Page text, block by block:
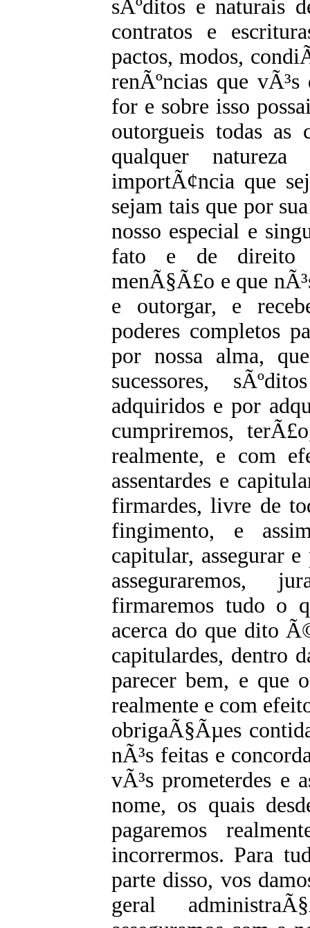
sÃºditos e naturais
contratos e
pactos, modos,
renÃºncias que
for e sobre isso
outorgueis todas as
qualquer
importÃ¢ncia que
sejam tais que por
nosso especial e
fato e de direito
menÃ§Ã£o e que
e outorgar, e
poderes completos
por nossa alma,
sucessores,
adquiridos e por
cumpriremos,
realmente, e com
assentardes e
firmardes, livre de
fingimento, e
capitular, assegurar
asseguraremos,
firmaremos tudo o
acerca do que dito
capitulardes, dentro
parecer bem, e que
realmente e com
obrigaÃ§Ãµes
nÃ³s feitas e
vÃ³s prometerdes e
nome, os quais
pagaremos
incorrermos. Para
parte disso, vos
geral